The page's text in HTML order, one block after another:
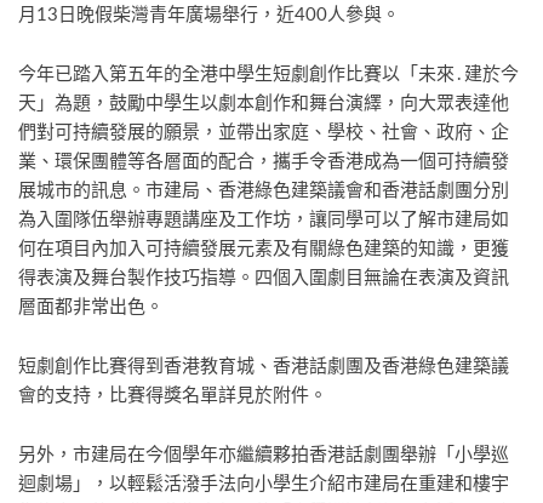
月13日晚假柴灣青年廣場舉行，近400人參與。
今年已踏入第五年的全港中學生短劇創作比賽以「未來․建於今
天」為題，鼓勵中學生以劇本創作和舞台演繹，向大眾表達他
們對可持續發展的願景，並帶出家庭、學校、社會、政府、企
業、環保團體等各層面的配合，攜手令香港成為一個可持續發
展城市的訊息。市建局、香港綠色建築議會和香港話劇團分別
為入圍隊伍舉辦專題講座及工作坊，讓同學可以了解市建局如
何在項目內加入可持續發展元素及有關綠色建築的知識，更獲
得表演及舞台製作技巧指導。四個入圍劇目無論在表演及資訊
層面都非常出色。
短劇創作比賽得到香港教育城、香港話劇團及香港綠色建築議
會的支持，比賽得獎名單詳見於附件。
另外，市建局在今個學年亦繼續夥拍香港話劇團舉辦「小學巡
迴劇場」，以輕鬆活潑手法向小學生介紹市建局在重建和樓宇